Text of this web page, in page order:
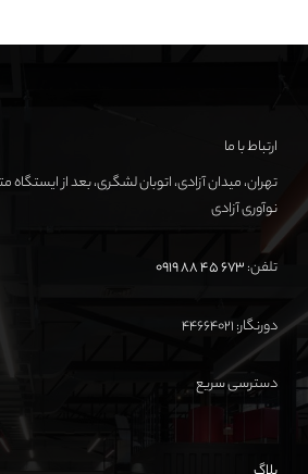
ارتباط با ما
نوآوری آزادی
تلفن:673 45 88 0919
دورنگار: ۴۴۶۶۴۰۲۱
دسترسی سریع